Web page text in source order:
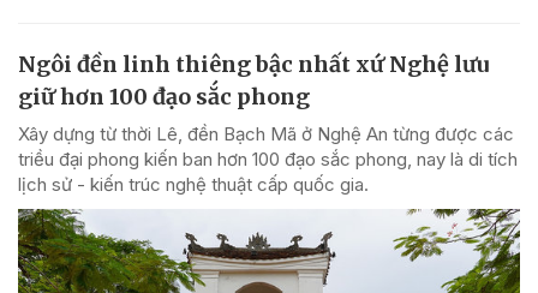
Ngôi đền linh thiêng bậc nhất xứ Nghệ lưu
giữ hơn 100 đạo sắc phong
Xây dựng từ thời Lê, đền Bạch Mã ở Nghệ An từng được các
triều đại phong kiến ban hơn 100 đạo sắc phong, nay là di tích
lịch sử - kiến trúc nghệ thuật cấp quốc gia.